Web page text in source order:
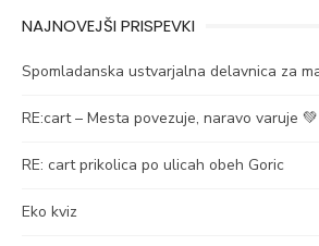
NAJNOVEJŠI PRISPEVKI
Spomladanska ustvarjalna delavnica za
RE:cart – Mesta povezuje, naravo varuje 💚
RE: cart prikolica po ulicah obeh Goric
Eko kviz